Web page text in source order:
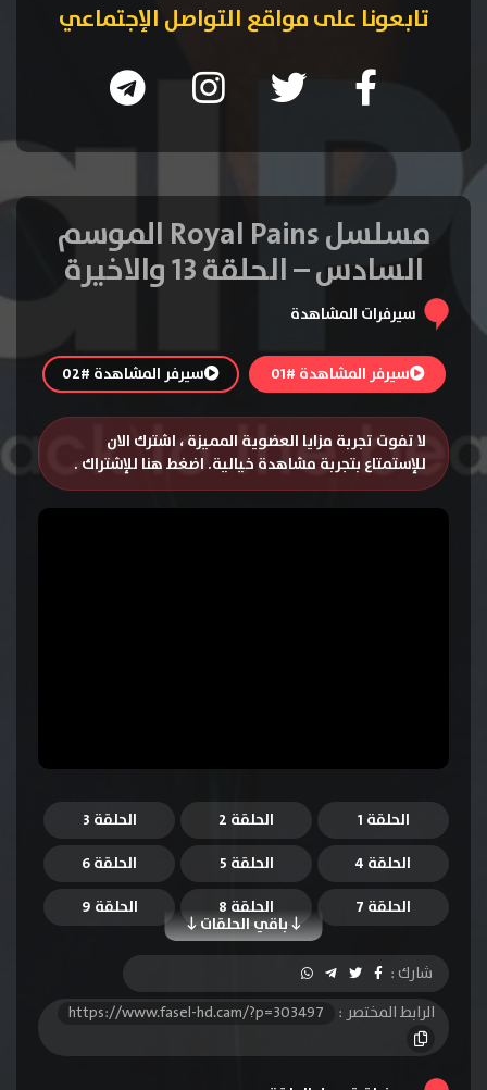
تابعونا على مواقع التواصل الإجتماعي
مسلسل Royal Pains الموسم
السادس – الحلقة 13 والاخيرة
سيرفرات المشاهدة
سيرفر المشاهدة #01 سيرفر المشاهدة #02
لا تفوت تجربة مزايا العضوية المميزة ، اشترك الان
للإستمتاع بتجربة مشاهدة خيالية. اضغط هنا للإشتراك .
الحلقة 1 الحلقة 2
الحلقة 3
الحلقة 4
الحلقة 5 الحلقة 6
باقي الحلقات
الحلقة 7 الحلقة 8
الحلقة 9
الحلقة 10
الحلقة 11
الحلقة 12
الحلقة 13
شارك :
الرابط المختصر :
https://www.fasel-hd.cam/?p=303497